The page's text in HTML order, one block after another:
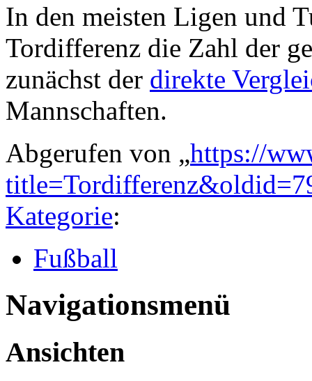
In den meisten Ligen und
Tordifferenz die Zahl der
zunächst der direkte
Mannschaften.
Abgerufen von „https://
Kategorie:
Fußball
Navigationsmenü
Ansichten